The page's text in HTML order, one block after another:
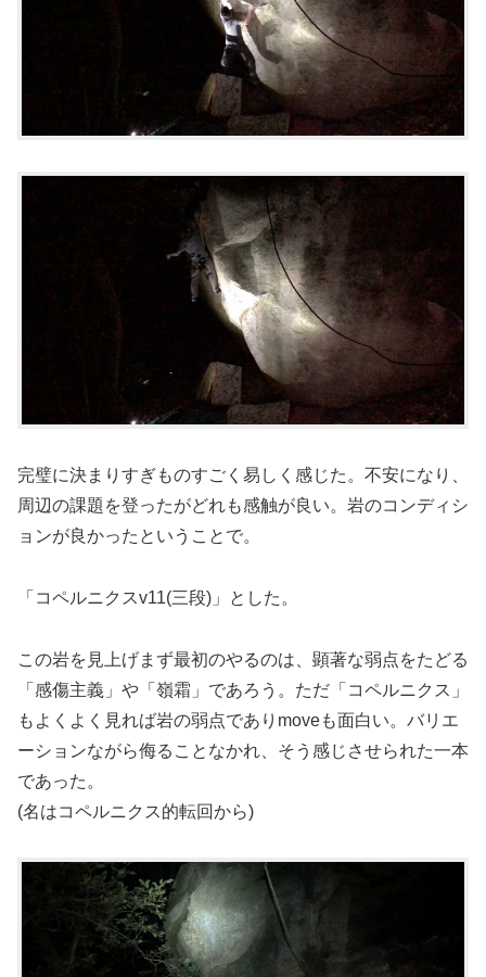
完璧に決まりすぎものすごく易しく感じた。不安になり、
周辺の課題を登ったがどれも感触が良い。岩のコンディシ
ョンが良かったということで。
「コペルニクスv11(三段)」とした。
この岩を見上げまず最初のやるのは、顕著な弱点をたどる
「感傷主義」や「嶺霜」であろう。ただ「コペルニクス」
もよくよく見れば岩の弱点でありmoveも面白い。バリエ
ーションながら侮ることなかれ、そう感じさせられた一本
であった。
(名はコペルニクス的転回から)